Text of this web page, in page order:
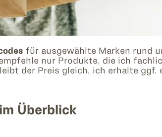
für ausgewählte Marken rund
nur Produkte, die ich
der Preis gleich, ich erhalte ggf.
Überblick